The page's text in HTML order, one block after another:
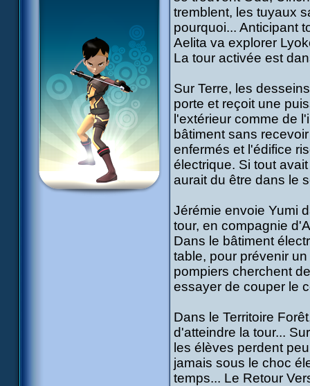
tremblent, les tuyaux
pourquoi... Anticipant
Aelita va explorer
La tour activée est
Sur Terre, les
porte et reçoit une
l'extérieur comme de
bâtiment sans
enfermés et l'édifice
électrique. Si tout
aurait du être dans le
Jérémie envoie Yumi
tour, en compagnie
Dans le bâtiment
table, pour prévenir
pompiers cherchent
essayer de couper le
Dans le Territoire
d'atteindre la tour...
les élèves perdent
jamais sous le choc
temps... Le Retour